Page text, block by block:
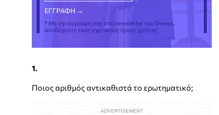
* Με την εγγραφή σας στο newsletter του Dnews,
αποδέχεστε τους σχετικούς όρους χρήσης
1.
Ποιος αριθμός αντικαθιστά το ερωτηματικό;